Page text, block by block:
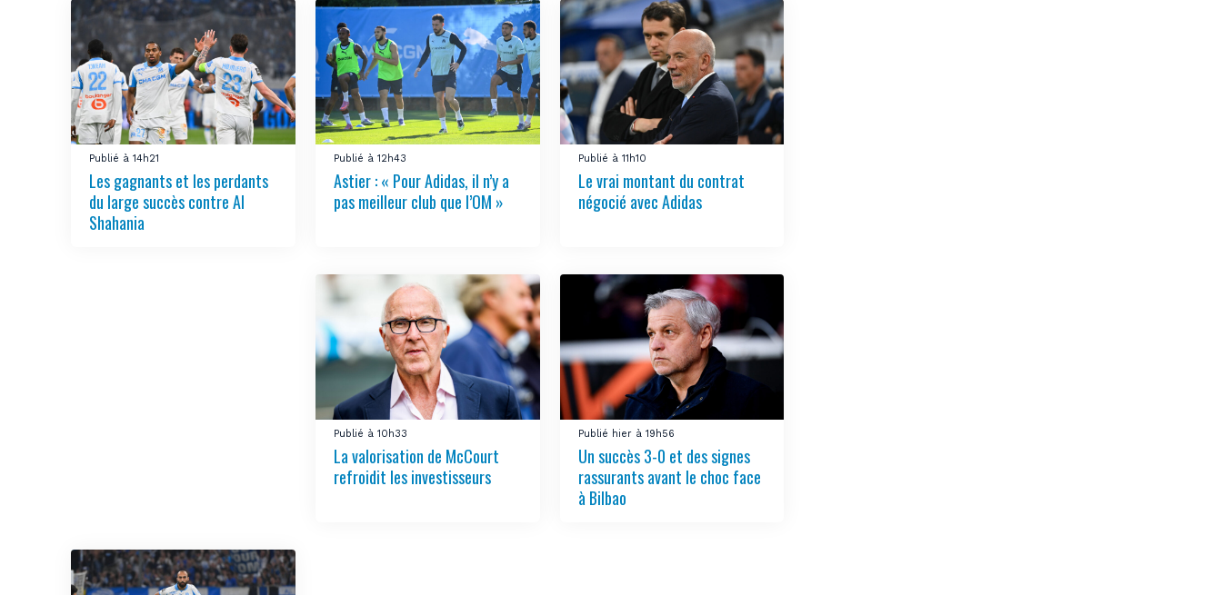
Publié à 14h21
Les gagnants et les perdants
du large succès contre Al
Shahania
Publié à 12h43
Astier : « Pour Adidas, il n’y a
pas meilleur club que l’OM »
Publié à 11h10
Le vrai montant du contrat
négocié avec Adidas
Publié à 10h33
La valorisation de McCourt
refroidit les investisseurs
Publié hier à 19h56
Un succès 3-0 et des signes
rassurants avant le choc face
à Bilbao